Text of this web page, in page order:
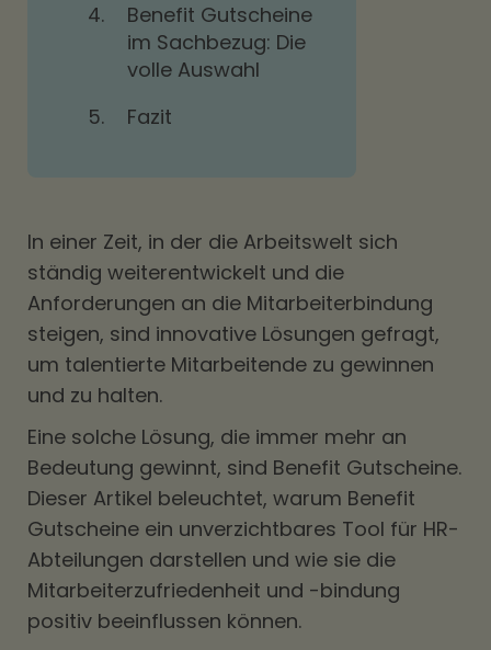
4.
Benefit Gutscheine
im Sachbezug: Die
volle Auswahl
5.
Fazit
In einer Zeit, in der die Arbeitswelt sich
ständig weiterentwickelt und die
Anforderungen an die Mitarbeiterbindung
steigen, sind innovative Lösungen gefragt,
um talentierte Mitarbeitende zu gewinnen
und zu halten.
Eine solche Lösung, die immer mehr an
Bedeutung gewinnt, sind Benefit Gutscheine.
Dieser Artikel beleuchtet, warum Benefit
Gutscheine ein unverzichtbares Tool für HR-
Abteilungen darstellen und wie sie die
Mitarbeiterzufriedenheit und -bindung
positiv beeinflussen können.